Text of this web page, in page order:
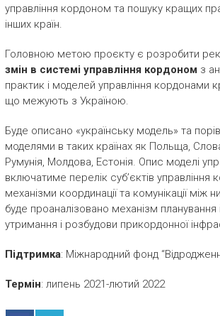
управління кордоном та пошуку кращих
інших країн.
Головною метою проєкту є розробити
змін в системі управління кордоном з
практик і моделей управління кордонами
що межують з Україною.
Буде описано «українську модель» та
моделями в таких країнах як Польща,
Румунія, Молдова, Естонія. Опис моделі
включатиме перелік суб’єктів управління
механізми координації та комунікації між
буде проаналізовано механізм планування
утримання і розбудови прикордонної
Підтримка: Міжнародний фонд
Термін: липень 2021-лютий 2022